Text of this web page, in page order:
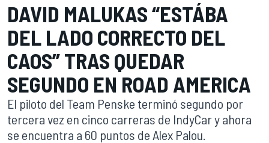
DAVID MALUKAS “ESTÁBA
DEL LADO CORRECTO DEL
CAOS” TRAS QUEDAR
SEGUNDO EN ROAD AMERICA
El piloto del Team Penske terminó segundo por
tercera vez en cinco carreras de IndyCar y ahora
se encuentra a 60 puntos de Alex Palou.